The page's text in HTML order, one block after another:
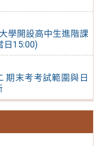
學開設高中生進階課
日15:00)
期末考考試範圍與日